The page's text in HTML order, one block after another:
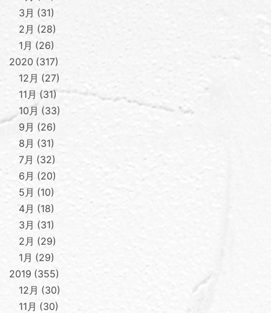
3月
31
2月
28
1月
26
2020 317
12月
27
11月
31
10月
33
9月
26
8月
31
7月
32
6月
20
5月
10
4月
18
3月
31
2月
29
1月
29
2019 355
12月
30
11月
30